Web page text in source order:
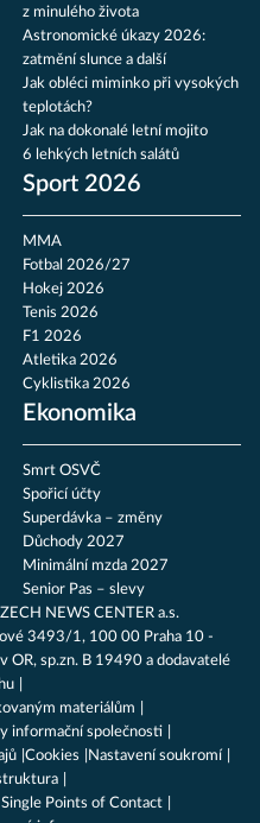
z minulého života
Astronomické úkazy 2026:
zatmění slunce a další
Jak obléci miminko při vysokých
teplotách?
Jak na dokonalé letní mojito
6 lehkých letních salátů
Sport 2026
MMA
Fotbal 2026/27
Hokej 2026
Tenis 2026
F1 2026
Atletika 2026
Cyklistika 2026
Ekonomika
Smrt OSVČ
Spořicí účty
Superdávka – změny
Důchody 2027
Minimální mzda 2027
Senior Pas – slevy
NEWS CENTER a.s.
3493/1, 100 00 Praha 10 -
OR, sp.zn. B 19490 a dodavatelé
materiálům
informační společnosti
Cookies
Nastavení soukromí
Points of Contact